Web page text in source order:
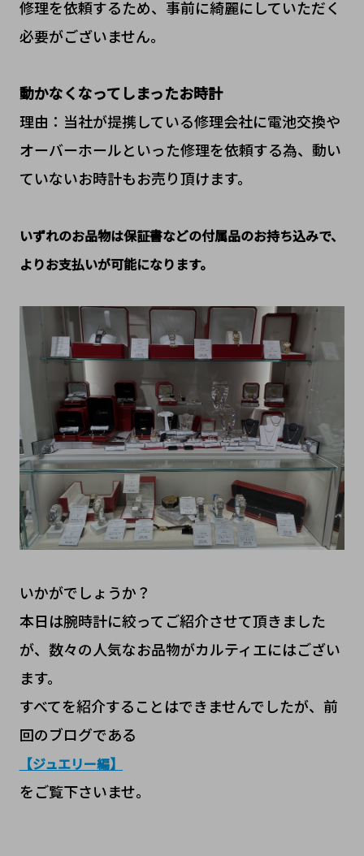
修理を依頼するため、事前に綺麗にしていただく
必要がございません。
動かなくなってしまったお時計
理由：当社が提携している修理会社に電池交換や
オーバーホールといった修理を依頼する為、動い
ていないお時計もお売り頂けます。
いずれのお品物は保証書などの付属品のお持ち込みで、
よりお支払いが可能になります。
いかがでしょうか？
本日は腕時計に絞ってご紹介させて頂きました
が、数々の人気なお品物がカルティエにはござい
ます。
すべてを紹介することはできませんでしたが、前
回のブログである
【ジュエリー編】
をご覧下さいませ。